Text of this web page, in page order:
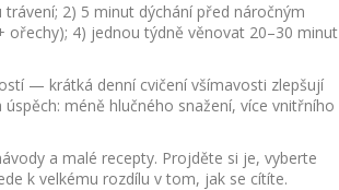
2) 5 minut dýchání před náročným
4) jednou týdně věnovat 20–30 minut
— krátká denní cvičení všímavosti zlepšují
méně hlučného snažení, více vnitřního
a malé recepty. Projděte si je, vyberte
k velkému rozdílu v tom, jak se cítíte.